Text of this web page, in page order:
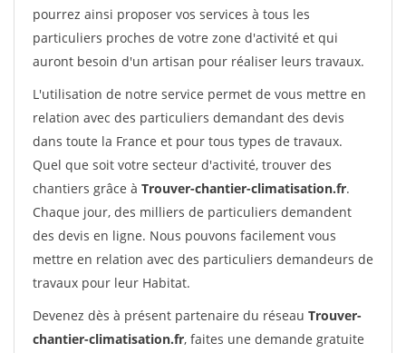
pourrez ainsi proposer vos services à tous les
particuliers proches de votre zone d'activité et qui
auront besoin d'un artisan pour réaliser leurs travaux.
L'utilisation de notre service permet de vous mettre en
relation avec des particuliers demandant des devis
dans toute la France et pour tous types de travaux.
Quel que soit votre secteur d'activité, trouver des
chantiers grâce à Trouver-chantier-climatisation.fr.
Chaque jour, des milliers de particuliers demandent
des devis en ligne. Nous pouvons facilement vous
mettre en relation avec des particuliers demandeurs de
travaux pour leur Habitat.
Devenez dès à présent partenaire du réseau Trouver-
chantier-climatisation.fr, faites une demande gratuite